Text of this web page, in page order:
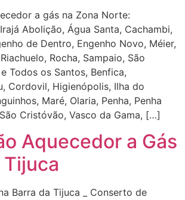
a gás na Zona Norte:
Abolição, Água Santa, Cachambi,
de Dentro, Engenho Novo, Méier,
Rocha, Sampaio, São
Todos os Santos, Benfica,
Cordovil, Higienópolis, Ilha do
Maré, Olaria, Penha, Penha
Cristóvão, Vasco da Gama, […]
Aquecedor a Gás
Tijuca
Barra da Tijuca _ Conserto de